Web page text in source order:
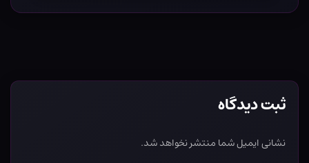
ثبت دیدگاه
نشانی ایمیل شما منتشر نخواهد شد.